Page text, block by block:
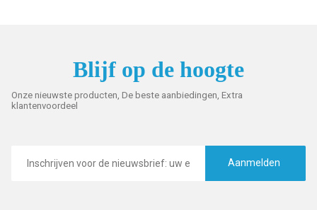
Blijf op de hoogte
Onze nieuwste producten, De beste aanbiedingen, Extra
klantenvoordeel
mailadres
Aanmelden